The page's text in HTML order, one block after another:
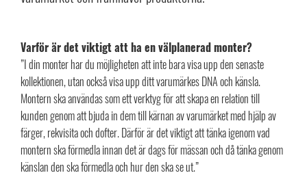
Varför är det viktigt att ha en välplanerad monter?
”I din monter har du möjligheten att inte bara visa upp den senaste
kollektionen, utan också visa upp ditt varumärkes DNA och känsla.
Montern ska användas som ett verktyg för att skapa en relation till
kunden genom att bjuda in dem till kärnan av varumärket med hjälp av
färger, rekvisita och dofter. Därför är det viktigt att tänka igenom vad
montern ska förmedla innan det är dags för mässan och då tänka genom
känslan den ska förmedla och hur den ska se ut.”